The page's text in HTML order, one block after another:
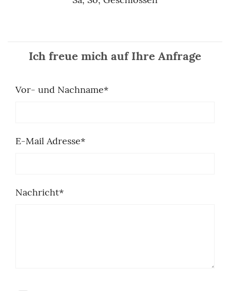
Ich freue mich auf Ihre Anfrage
Vor- und Nachname*
E-Mail Adresse*
Nachricht*